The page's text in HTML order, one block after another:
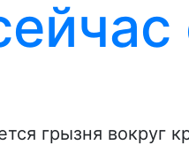
грызня вокруг